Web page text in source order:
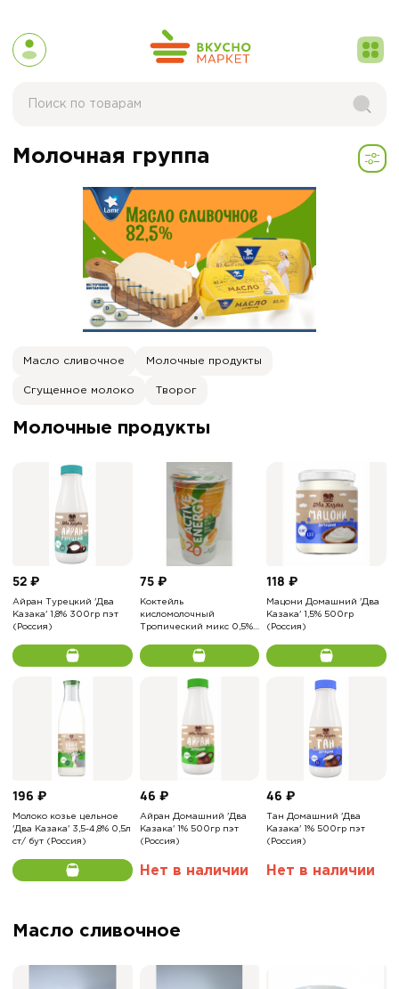
Молочная группа
Масло сливочное Молочные продукты
Сгущенное молоко Творог
Молочные продукты
52 ₽
Айран Турецкий 'Два
Казака' 1,8% 300гр пэт
(Россия)
75 ₽
Коктейль
кисломолочный
Тропический микс 0,5%
стакан
118 ₽
Мацони Домашний 'Два
Казака' 1,5% 500гр
(Россия)
196 ₽
Молоко козье цельное
'Два Казака' 3,5-4,8% 0,5л
ст/ бут (Россия)
46 ₽
Айран Домашний 'Два
Казака' 1% 500гр пэт
(Россия)
Нет в наличии
46 ₽
Тан Домашний 'Два
Казака' 1% 500гр пэт
(Россия)
Нет в наличии
Масло сливочное